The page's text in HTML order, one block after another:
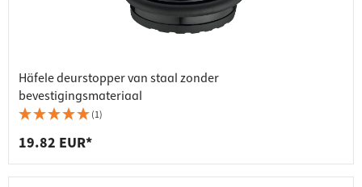
Häfele deurstopper van staal zonder
bevestigingsmateriaal
(1)
19.82 EUR*